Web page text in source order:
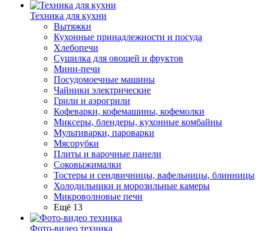
Техника для кухни
Вытяжки
Кухонные принадлежности и посуда
Хлебопечи
Сушилка для овощей и фруктов
Мини-печи
Посудомоечные машины
Чайники электрические
Грили и аэрогрили
Кофеварки, кофемашины, кофемолки
Миксеры, блендеры, кухонные комбайны
Мультиварки, пароварки
Мясорубки
Плиты и варочные панели
Соковыжималки
Тостеры и сендвичницы, вафельницы, блинницы
Холодильники и морозильные камеры
Микроволновые печи
Ещё 13
Фото-видео техника